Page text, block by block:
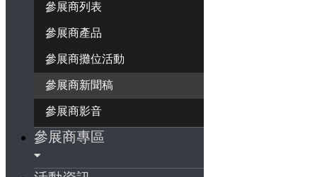
參展商列表
參展商產品
參展商攤位活動
參展商新聞稿
參展商影音
參展商專區